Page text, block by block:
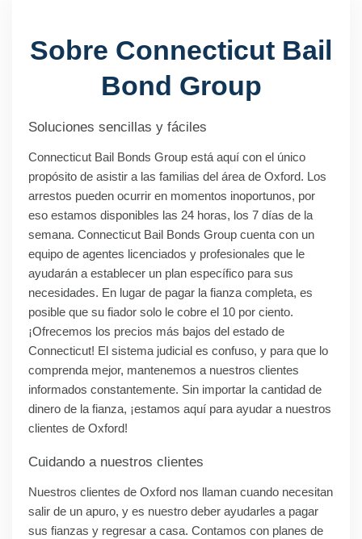
Sobre Connecticut Bail
Bond Group
Soluciones sencillas y fáciles
Connecticut Bail Bonds Group está aquí con el único
propósito de asistir a las familias del área de Oxford. Los
arrestos pueden ocurrir en momentos inoportunos, por
eso estamos disponibles las 24 horas, los 7 días de la
semana. Connecticut Bail Bonds Group cuenta con un
equipo de agentes licenciados y profesionales que le
ayudarán a establecer un plan específico para sus
necesidades. En lugar de pagar la fianza completa, es
posible que su fiador solo le cobre el 10 por ciento.
¡Ofrecemos los precios más bajos del estado de
Connecticut! El sistema judicial es confuso, y para que lo
comprenda mejor, mantenemos a nuestros clientes
informados constantemente. Sin importar la cantidad de
dinero de la fianza, ¡estamos aquí para ayudar a nuestros
clientes de Oxford!
Cuidando a nuestros clientes
Nuestros clientes de Oxford nos llaman cuando necesitan
salir de un apuro, y es nuestro deber ayudarles a pagar
sus fianzas y regresar a casa. Contamos con planes de